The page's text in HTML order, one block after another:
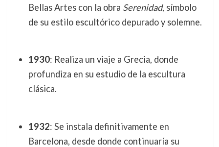
Bellas Artes con la obra Serenidad, símbolo
de su estilo escultórico depurado y solemne.
1930: Realiza un viaje a Grecia, donde
profundiza en su estudio de la escultura
clásica.
1932: Se instala definitivamente en
Barcelona, desde donde continuaría su